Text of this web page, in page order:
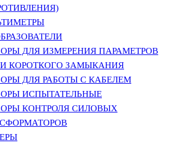
ДЛЯ ИЗМЕРЕНИЯ ПАРАМЕТРОВ
КОРОТКОГО ЗАМЫКАНИЯ
ДЛЯ РАБОТЫ С КАБЕЛЕМ
ИСПЫТАТЕЛЬНЫЕ
КОНТРОЛЯ СИЛОВЫХ